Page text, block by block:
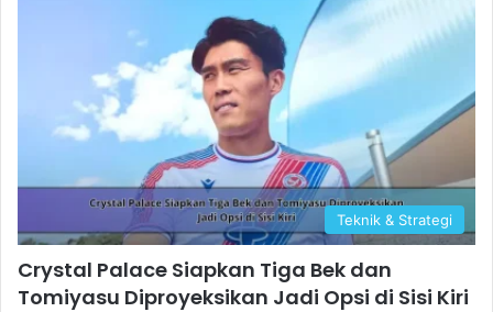
Teknik & Strategi
Crystal Palace Siapkan Tiga Bek dan
Tomiyasu Diproyeksikan Jadi Opsi di Sisi Kiri